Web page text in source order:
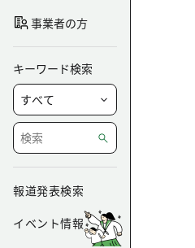
事業者の方
キーワード検索
報道発表検索
イベント情報